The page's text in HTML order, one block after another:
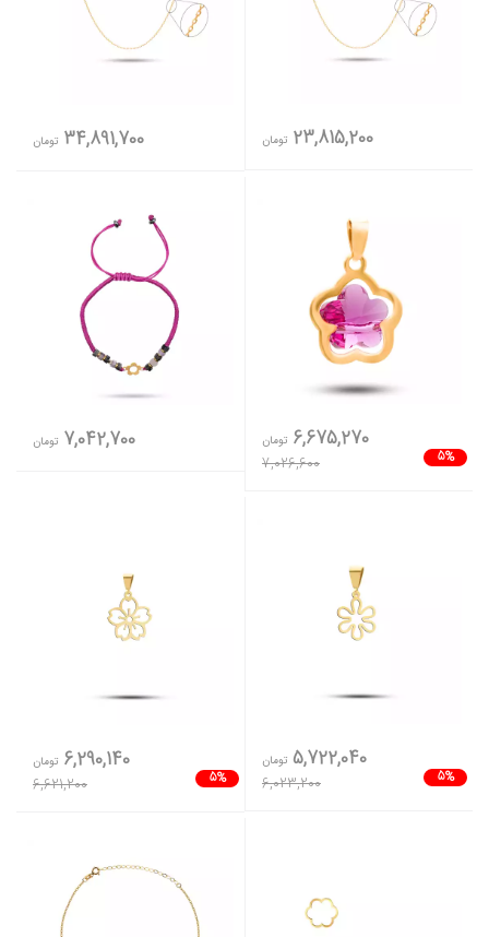
23,815,200 تومان 34,891,700 تومان
5%
6,675,270 تومان
7,026,600
7,042,700 تومان
5%
5,722,040 تومان
6,023,200
5%
6,290,140 تومان
6,621,200